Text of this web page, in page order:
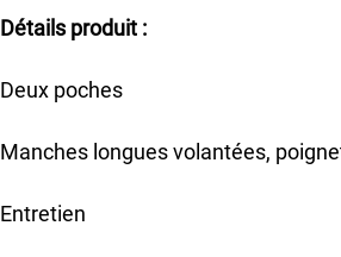
Détails produit :
Deux poches
Manches longues volantées,
Entretien